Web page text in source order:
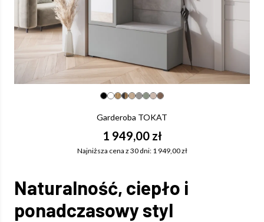
Garderoba TOKAT
1 949,00 zł
Najniższa cena z 30 dni: 1 949,00 zł
Naturalność, ciepło i
ponadczasowy styl